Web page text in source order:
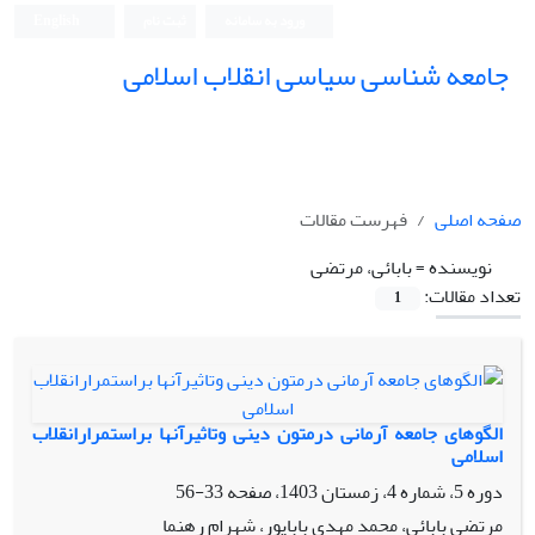
جامعه شناسی سیاسی انقلاب اسلامی
صفحه اصلی
فهرست مقالات
نویسنده =بابائی، مرتضی
تعداد مقالات:
1
الگوهای جامعه آرمانی درمتون دینی وتاثیرآنها براستمرارانقلاب
اسلامی
دوره 5، شماره 4، زمستان 1403، صفحه
33-56
مرتضی بابائی، محمد مهدی باباپور، شهرام رهنما